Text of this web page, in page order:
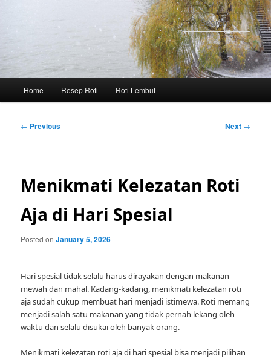
content
Home Resep Roti Roti Lembut
Post
← Previous Next →
Menikmati Kelezatan Roti
Aja di Hari Spesial
Posted onJanuary 5, 2026
Hari spesial tidak selalu harus dirayakan dengan makanan
mewah dan mahal. Kadang-kadang, menikmati kelezatan roti
aja sudah cukup membuat hari menjadi istimewa. Roti memang
menjadi salah satu makanan yang tidak pernah lekang oleh
waktu dan selalu disukai oleh banyak orang.
Menikmati kelezatan roti aja di hari spesial bisa menjadi pilihan